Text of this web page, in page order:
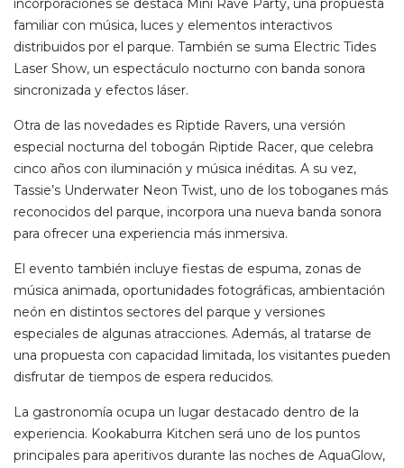
incorporaciones se destaca Mini Rave Party, una propuesta
familiar con música, luces y elementos interactivos
distribuidos por el parque. También se suma Electric Tides
Laser Show, un espectáculo nocturno con banda sonora
sincronizada y efectos láser.
Otra de las novedades es Riptide Ravers, una versión
especial nocturna del tobogán Riptide Racer, que celebra
cinco años con iluminación y música inéditas. A su vez,
Tassie’s Underwater Neon Twist, uno de los toboganes más
reconocidos del parque, incorpora una nueva banda sonora
para ofrecer una experiencia más inmersiva.
El evento también incluye fiestas de espuma, zonas de
música animada, oportunidades fotográficas, ambientación
neón en distintos sectores del parque y versiones
especiales de algunas atracciones. Además, al tratarse de
una propuesta con capacidad limitada, los visitantes pueden
disfrutar de tiempos de espera reducidos.
La gastronomía ocupa un lugar destacado dentro de la
experiencia. Kookaburra Kitchen será uno de los puntos
principales para aperitivos durante las noches de AquaGlow,